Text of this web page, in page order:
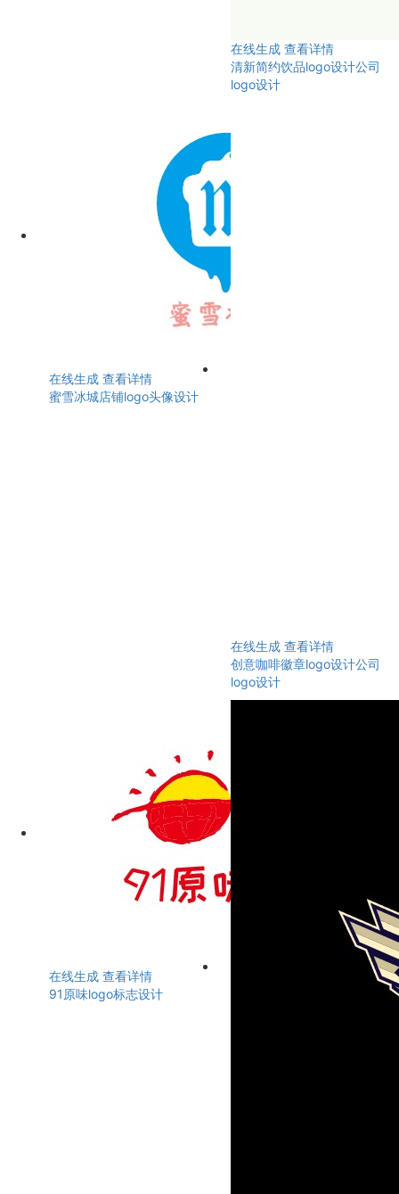
在线生成 查看详情
清新简约饮品logo设计公司
logo设计
在线生成 查看详情
蜜雪冰城店铺logo头像设计
在线生成 查看详情
创意咖啡徽章logo设计公司
logo设计
在线生成 查看详情
91原味logo标志设计